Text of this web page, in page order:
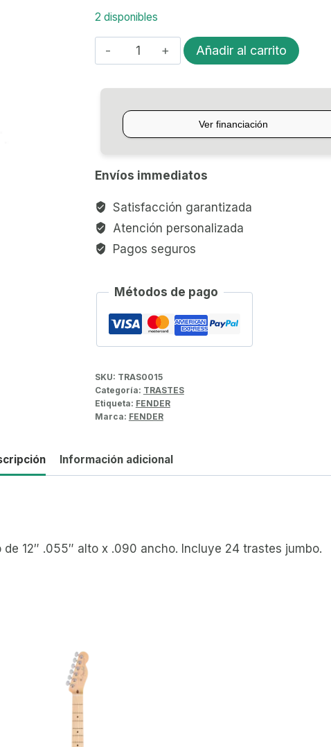
2 disponibles
TRASTES
PARA
NARROW/TALL
cantidad
Añadir al carrito
Envíos immediatos
Satisfacción garantizada
Atención personalizada
Pagos seguros
Métodos de pago
SKU: TRAS0015
Categoría: TRASTES
Etiqueta: FENDER
Marca: FENDER
Información adicional
12″ .055″ alto x .090 ancho. Incluye 24 trastes jumbo.